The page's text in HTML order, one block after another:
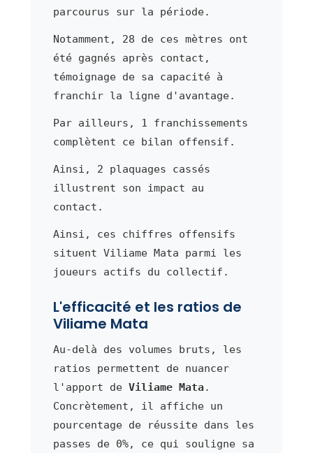
parcourus sur la période.
Notamment, 28 de ces mètres ont
été gagnés après contact,
témoignage de sa capacité à
franchir la ligne d'avantage.
Par ailleurs, 1 franchissements
complètent ce bilan offensif.
Ainsi, 2 plaquages cassés
illustrent son impact au
contact.
Ainsi, ces chiffres offensifs
situent Viliame Mata parmi les
joueurs actifs du collectif.
L'efficacité et les ratios de
Viliame Mata
Au-delà des volumes bruts, les
ratios permettent de nuancer
l'apport de Viliame Mata .
Concrètement, il affiche un
pourcentage de réussite dans les
passes de 0%, ce qui souligne sa